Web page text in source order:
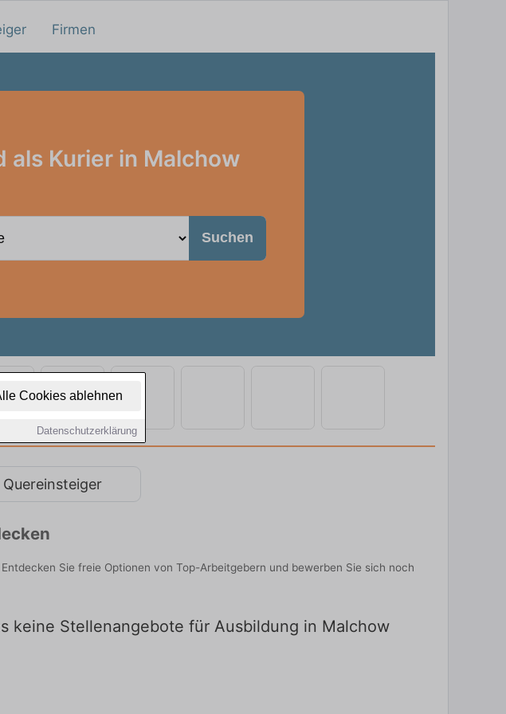
Cookies ablehnen
Datenschutzerklärung
Firmen
als Kurier in Malchow
Suchen
Quereinsteiger
Sie freie Optionen von Top-Arbeitgebern und bewerben Sie sich noch
keine Stellenangebote für Ausbildung in Malchow